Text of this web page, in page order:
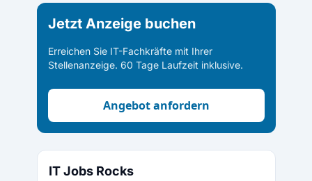
Jetzt Anzeige buchen
Erreichen Sie IT-Fachkräfte mit Ihrer
Stellenanzeige. 60 Tage Laufzeit inklusive.
Angebot anfordern
IT Jobs Rocks